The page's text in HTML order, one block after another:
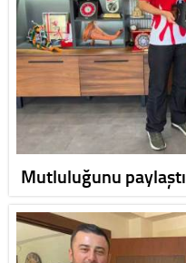
Mutluluğunu paylaştı